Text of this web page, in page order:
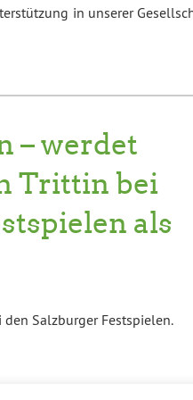
in unserer
– werdet
Trittin bei
als
den Salzburger Festspielen.